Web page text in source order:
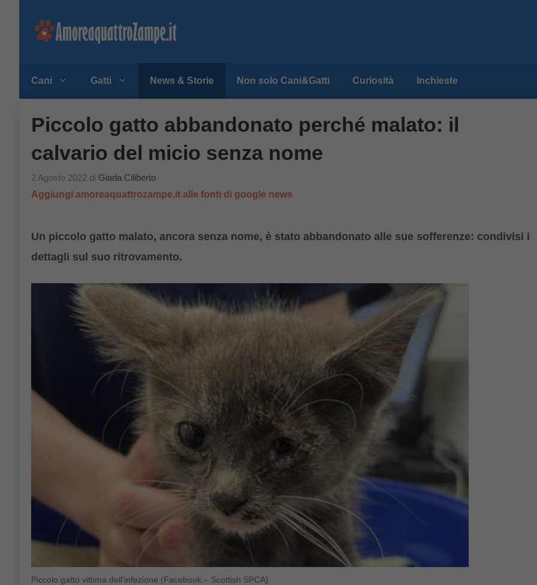
Cani Gatti News & Storie Non solo Cani&Gatti Curiosità Inchieste
Piccolo gatto abbandonato perché malato: il
calvario del micio senza nome
2 Agosto 2022 di Giada Ciliberto
Aggiungi amoreaquattrozampe.it alle fonti di google news
Un piccolo gatto malato, ancora senza nome, è stato abbandonato alle sue sofferenze: condivisi i
dettagli sul suo ritrovamento.
Piccolo gatto vittima dell’infezione (Facebook – Scottish SPCA)